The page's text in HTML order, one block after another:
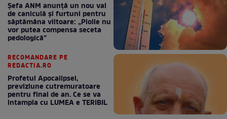
Șefa ANM anunță un nou val
de caniculă și furtuni pentru
săptămâna viitoare: „Ploile nu
vor putea compensa seceta
pedologică”
RECOMANDARE PE
REDACTIA.RO
Profetul Apocalipsei,
previziune cutremuratoare
pentru final de an. Ce se va
intampla cu LUMEA e TERIBIL